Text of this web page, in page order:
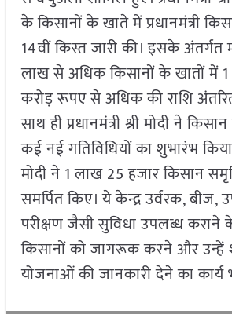
के किसानों के खाते में प्रधानमंत्री
14वीं किस्त जारी की। इसके अंतर्गत
लाख से अधिक किसानों के खातों में
करोड़ रूपए से अधिक की राशि
साथ ही प्रधानमंत्री श्री मोदी ने
कई नई गतिविधियों का शुभारंभ किया।
मोदी ने 1 लाख 25 हजार किसान
समर्पित किए। ये केन्द्र उर्वरक, बीज,
परीक्षण जैसी सुविधा उपलब्ध
किसानों को जागरूक करने और उन्हें
योजनाओं की जानकारी देने का कार्य